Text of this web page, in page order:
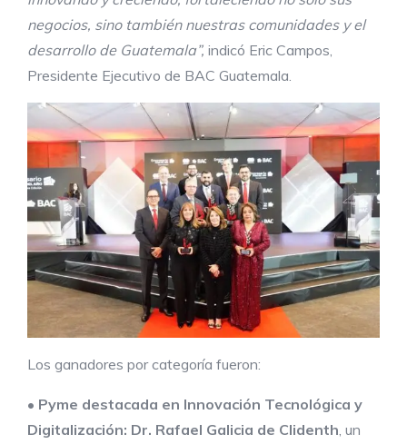
negocios, sino también nuestras comunidades y el
desarrollo de Guatemala”, indicó Eric Campos,
Presidente Ejecutivo de BAC Guatemala.
Los ganadores por categoría fueron:
• Pyme destacada en Innovación Tecnológica y
Digitalización: Dr. Rafael Galicia de Clidenth, un